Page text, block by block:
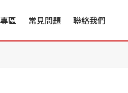
區 常見問題 聯絡我們